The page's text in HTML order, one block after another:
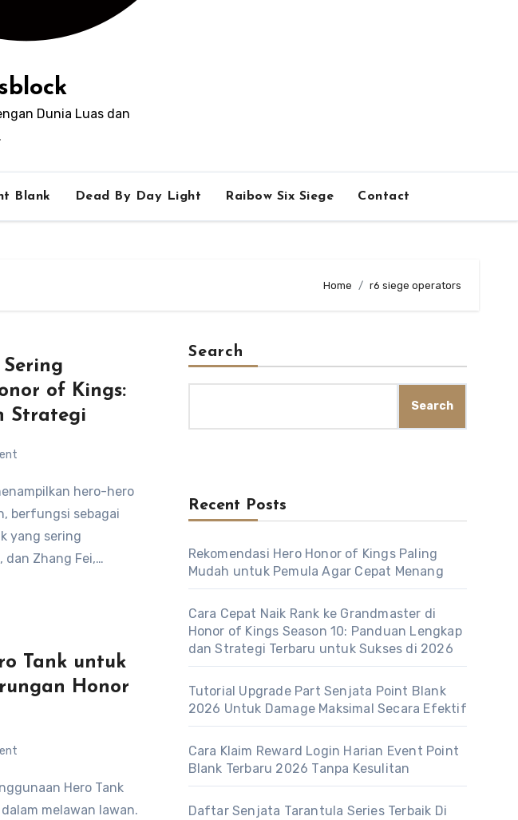
Dunia Luas dan
Blank Dead By Day Light Raibow Six Siege Contact
Home r6 siege operators
of Kings:
Strategi
berfungsi sebagai
yang sering
dan Zhang Fei,…
Tank untuk
Honor
melawan lawan.
Search
Search
Recent Posts
Rekomendasi Hero Honor of Kings Paling
Mudah untuk Pemula Agar Cepat Menang
Cara Cepat Naik Rank ke Grandmaster di
Honor of Kings Season 10: Panduan Lengkap
dan Strategi Terbaru untuk Sukses di 2026
Tutorial Upgrade Part Senjata Point Blank
2026 Untuk Damage Maksimal Secara Efektif
Cara Klaim Reward Login Harian Event Point
Blank Terbaru 2026 Tanpa Kesulitan
Daftar Senjata Tarantula Series Terbaik Di